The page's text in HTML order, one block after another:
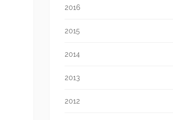
2016
2015
2014
2013
2012